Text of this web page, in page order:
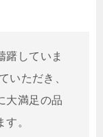
躇していま
いただき、
大満足の品
。